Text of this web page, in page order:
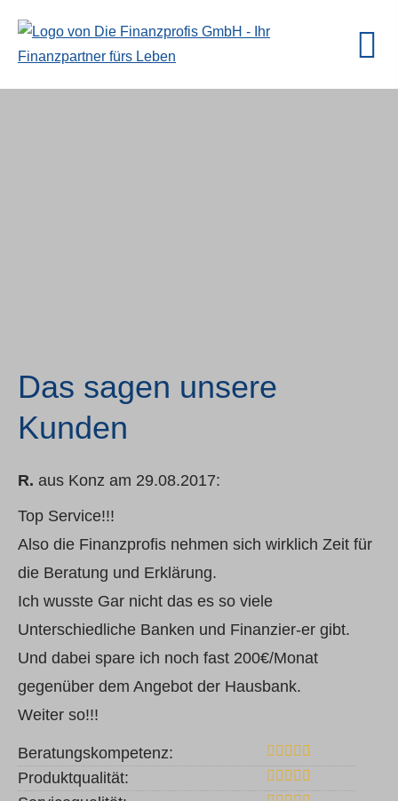
Das sagen unsere
Kunden
R. aus Konz am 29.08.2017:
Top Service!!!
Also die Finanzprofis nehmen sich wirklich Zeit für
die Beratung und Erklärung.
Ich wusste Gar nicht das es so viele
Unterschiedliche Banken und Finanzier-er gibt.
Und dabei spare ich noch fast 200€/Monat
gegenüber dem Angebot der Hausbank.
Weiter so!!!
Beratungskompetenz:
Produktqualität: